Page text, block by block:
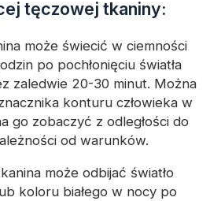
tęczowej tkaniny:
może świecić w ciemności
po pochłonięciu światła
zaledwie 20-30 minut. Można
konturu człowieka w
go zobaczyć z odległości do
od warunków.
może odbijać światło
koloru białego w nocy po